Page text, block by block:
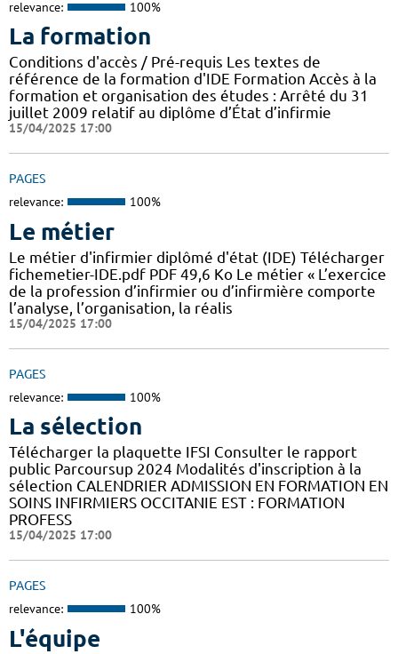
relevance: 100%
La formation
Conditions d'accès / Pré-requis Les textes de
référence de la formation d'IDE Formation Accès à la
formation et organisation des études : Arrêté du 31
juillet 2009 relatif au diplôme d’État d’infirmie
15/04/2025 17:00
PAGES
relevance: 100%
Le métier
Le métier d'infirmier diplômé d'état (IDE) Télécharger
fichemetier-IDE.pdf PDF 49,6 Ko Le métier « L’exercice
de la profession d’infirmier ou d’infirmière comporte
l’analyse, l’organisation, la réalis
15/04/2025 17:00
PAGES
relevance: 100%
La sélection
Télécharger la plaquette IFSI Consulter le rapport
public Parcoursup 2024 Modalités d'inscription à la
sélection CALENDRIER ADMISSION EN FORMATION EN
SOINS INFIRMIERS OCCITANIE EST : FORMATION
PROFESS
15/04/2025 17:00
PAGES
relevance: 100%
L'équipe